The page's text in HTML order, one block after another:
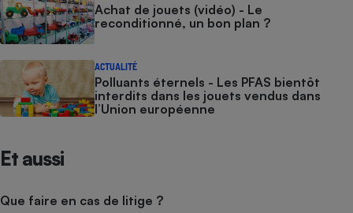
Achat de jouets (vidéo) - Le
reconditionné, un bon plan ?
ACTUALITÉ
Polluants éternels - Les PFAS bientôt
interdits dans les jouets vendus dans
l’Union européenne
Et aussi
Que faire en cas de litige ?